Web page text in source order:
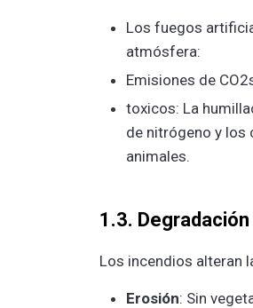
Los fuegos
atmósfera:
Emisiones de
toxicos: La
de nitrógeno y los
animales.
1.3.
Los incendios alteran
Erosión: Sin